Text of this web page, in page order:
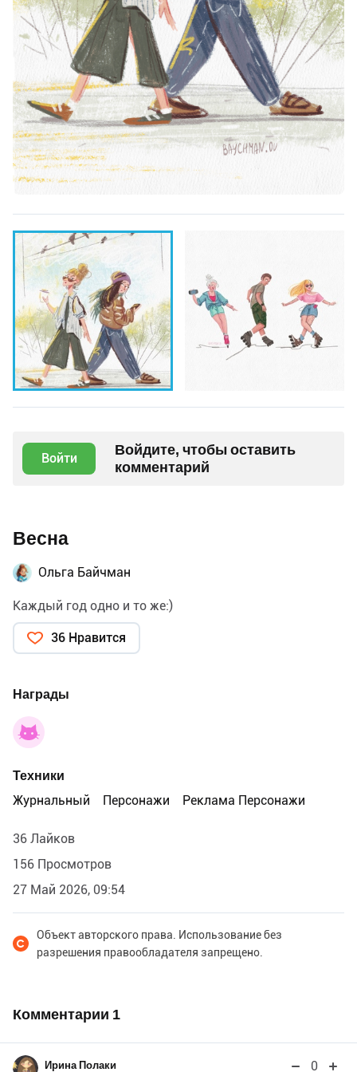
Войти
Войдите, чтобы оставить
комментарий
Весна
Ольга Байчман
Каждый год одно и то же:)
36 Нравится
Награды
Техники
Журнальный
Персонажи Реклама Персонажи
36 Лайков
156 Просмотров
27 Май 2026, 09:54
Объект авторского права. Использование без
разрешения правообладателя запрещено.
Комментарии 1
Ирина Полаки 0